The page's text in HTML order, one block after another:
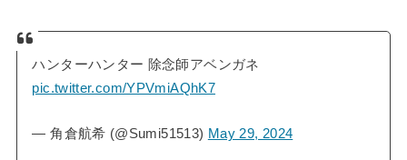
ハンターハンター 除念師アベンガネ
pic.twitter.com/YPVmiAQhK7
— 角倉航希 (@Sumi51513) May 29, 2024